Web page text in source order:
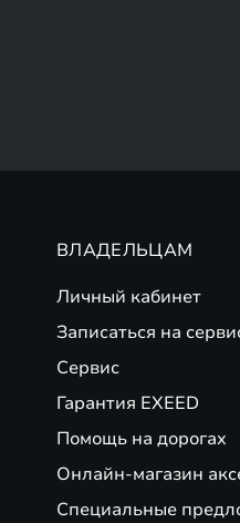
ВЛАДЕЛЬЦАМ
Личный кабинет
Записаться на
Сервис
Гарантия EXEED
Помощь на дорогах
Онлайн-магазин
Специальные